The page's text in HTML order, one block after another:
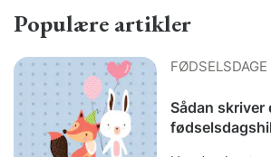
Populære artikler
FØDSELSDAGE
Sådan